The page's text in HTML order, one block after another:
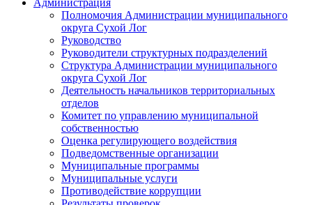
Администрация
Полномочия Администрации муниципального
округа Сухой Лог
Руководство
Руководители структурных подразделений
Структура Администрации муниципального
округа Сухой Лог
Деятельность начальников территориальных
отделов
Комитет по управлению муниципальной
собственностью
Оценка регулирующего воздействия
Подведомственные организации
Муниципальные программы
Муниципальные услуги
Противодействие коррупции